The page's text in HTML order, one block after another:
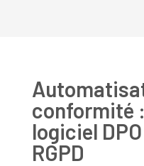
conformité
logiciel
RGPD